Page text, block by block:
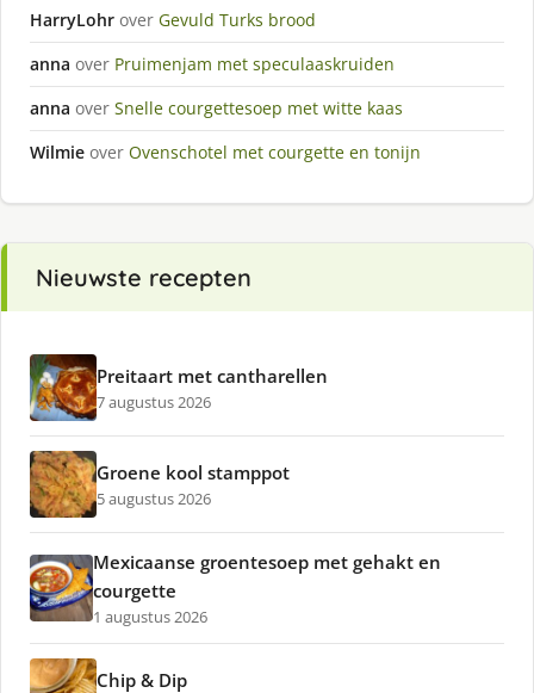
HarryLohr over Gevuld Turks brood
anna over Pruimenjam met speculaaskruiden
anna over Snelle courgettesoep met witte kaas
Wilmie over Ovenschotel met courgette en tonijn
Nieuwste recepten
Preitaart met cantharellen
7 augustus 2026
Groene kool stamppot
5 augustus 2026
Mexicaanse groentesoep met gehakt en
courgette
1 augustus 2026
Chip & Dip